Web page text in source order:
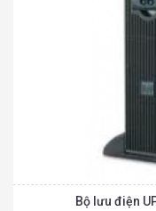
Bộ lưu điện